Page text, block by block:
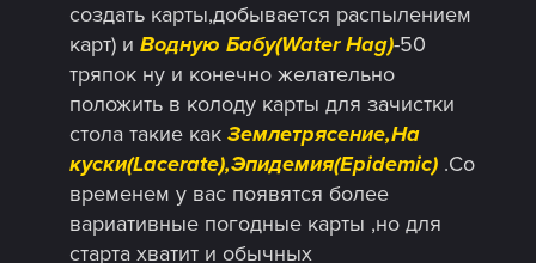
создать карты,добывается распылением
карт) и Водную Бабу(Water Hag)-50
тряпок ну и конечно желательно
положить в колоду карты для зачистки
стола такие как Землетрясение,На
куски(Lacerate),Эпидемия(Epidemic) .Со
временем у вас появятся более
вариативные погодные карты ,но для
старта хватит и обычных